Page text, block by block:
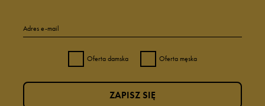
Adres e-mail
Oferta damska Oferta męska
ZAPISZ SIĘ